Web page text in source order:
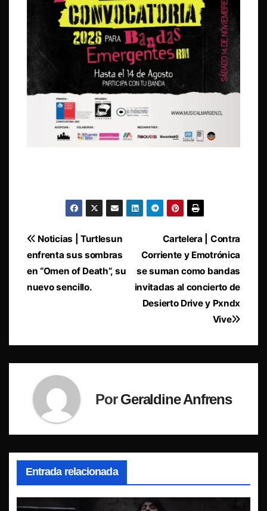
Navegación
de
entradas
Cartelera | Contra
Corriente y Emotrónica
se suman como bandas
invitadas al concierto de
Desierto Drive y Pxndx
Vive
Noticias | Turtlesun
enfrenta sus sombras
en “Omen of Death”, su
nuevo sencillo.
PorGeraldine Anfrens
Entrada relacionada